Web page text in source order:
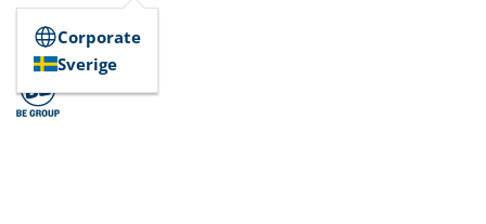
Corporate
Sverige